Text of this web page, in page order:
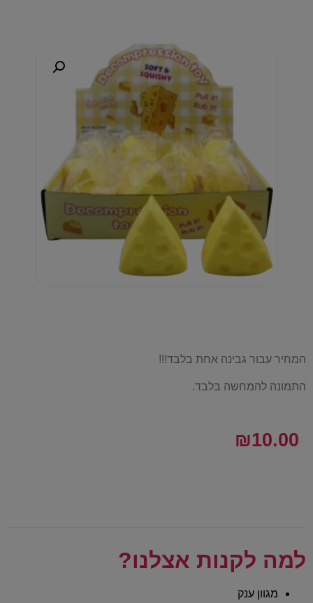
המחיר עבור גבינה אחת בלבד!!!
התמונה להמחשה בלבד.
₪10.00
למה לקנות אצלנו?
מגוון ענק